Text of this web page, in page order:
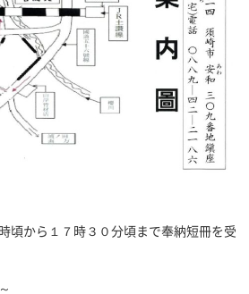
頃から１７時３０分頃まで奉納短冊を受